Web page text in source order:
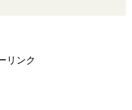
リンク